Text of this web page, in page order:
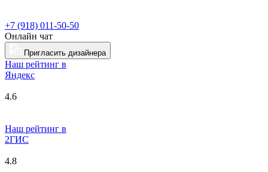
+7 (918) 011-50-50
Онлайн чат
Пригласить дизайнера
Наш рейтинг в
Яндекс
4.6
Наш рейтинг в
2ГИС
4.8